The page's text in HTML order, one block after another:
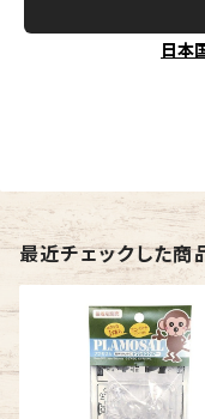
日本
最近チェックした商